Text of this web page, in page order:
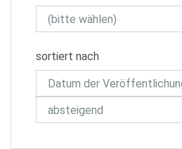
sortiert nach